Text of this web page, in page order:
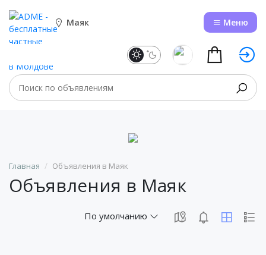
Маяк Меню
Главная Объявления в Маяк
Объявления в Маяк
По умолчанию